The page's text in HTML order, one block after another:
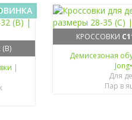
|
КРОССОВКИ
Демисезоная
Для
Пар в